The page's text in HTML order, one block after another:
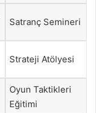
Satranç Semineri
Strateji Atölyesi
Oyun Taktikleri
Eğitimi